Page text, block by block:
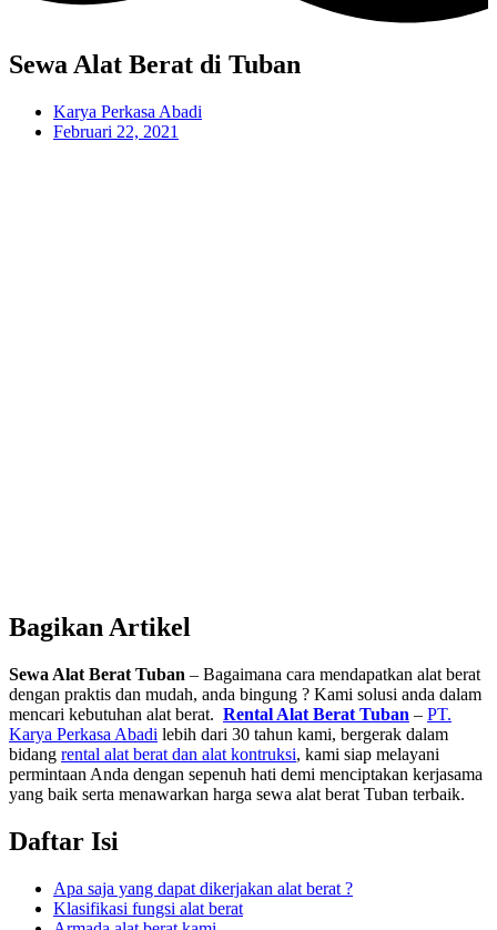
Sewa Alat Berat di Tuban
Karya Perkasa Abadi
Februari 22, 2021
Bagikan Artikel
Sewa Alat Berat Tuban – Bagaimana cara mendapatkan alat berat
dengan praktis dan mudah, anda bingung ? Kami solusi anda dalam
mencari kebutuhan alat berat. Rental Alat Berat Tuban – PT.
Karya Perkasa Abadi lebih dari 30 tahun kami, bergerak dalam
bidang rental alat berat dan alat kontruksi, kami siap melayani
permintaan Anda dengan sepenuh hati demi menciptakan kerjasama
yang baik serta menawarkan harga sewa alat berat Tuban terbaik.
Daftar Isi
Apa saja yang dapat dikerjakan alat berat ?
Klasifikasi fungsi alat berat